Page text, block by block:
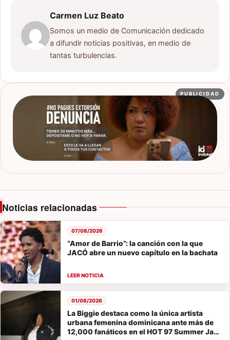
Carmen Luz Beato
Somos un medio de Comunicación dedicado
a difundir noticias positivas, en medio de
tantas turbulencias.
PUBLICIDAD
Noticias relacionadas
“Amor de Barrio”: la canción con la que
JACÓ abre un nuevo capítulo en la bachata
07/08/2026
La Biggie destaca como la única artista
urbana femenina dominicana ante más de
12,000 fanáticos en el HOT 97 Summer Jam
01/08/2026